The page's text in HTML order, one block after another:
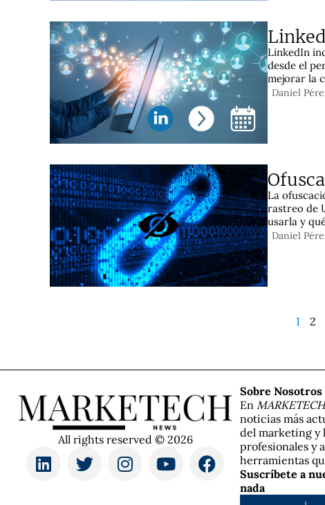
LinkedIn
desde el
mejorar la
Daniel
La
rastreo de
usarla y
Daniel
1 2
All rights reserved © 2026
Sobre Nosotros
EnMARKETECH
noticias más
del marketing y
profesionales y
herramientas
Suscríbete a
nada